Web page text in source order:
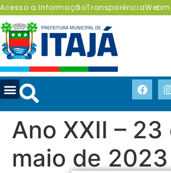
Acesso a InformaçãoTransparência
Ano XXII – 23
maio de 2023